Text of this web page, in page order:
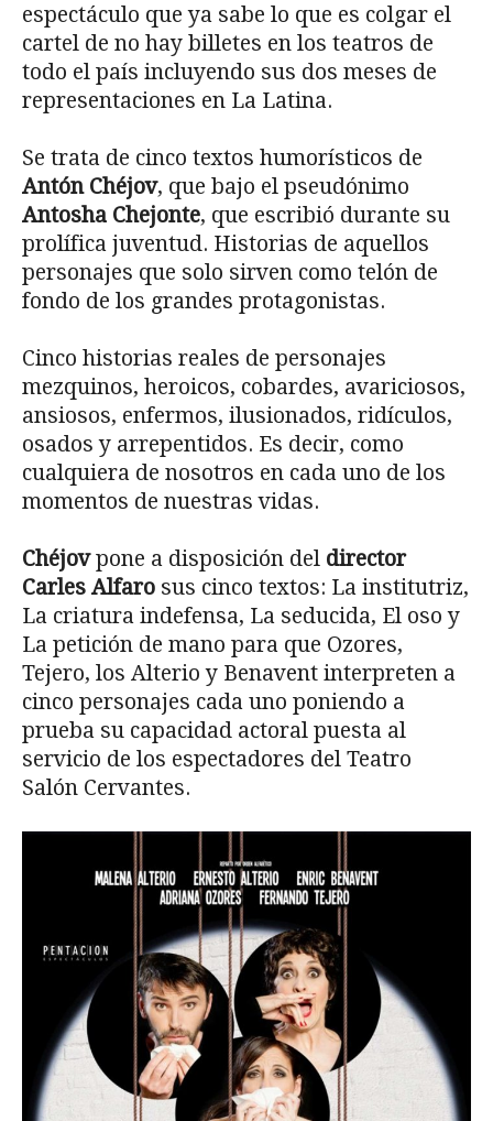
espectáculo que ya sabe lo que es colgar el
cartel de no hay billetes en los teatros de
todo el país incluyendo sus dos meses de
representaciones en La Latina.
Se trata de cinco textos humorísticos de
Antón Chéjov, que bajo el pseudónimo
Antosha Chejonte, que escribió durante su
prolífica juventud. Historias de aquellos
personajes que solo sirven como telón de
fondo de los grandes protagonistas.
Cinco historias reales de personajes
mezquinos, heroicos, cobardes, avariciosos,
ansiosos, enfermos, ilusionados, ridículos,
osados y arrepentidos. Es decir, como
cualquiera de nosotros en cada uno de los
momentos de nuestras vidas.
Chéjovpone a disposición del director
Carles Alfaro sus cinco textos: La institutriz,
La criatura indefensa, La seducida, El oso y
La petición de mano para que Ozores,
Tejero, los Alterio y Benavent interpreten a
cinco personajes cada uno poniendo a
prueba su capacidad actoral puesta al
servicio de los espectadores del Teatro
Salón Cervantes.